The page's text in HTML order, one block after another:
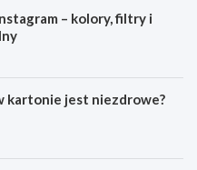
– kolory, filtry i
kartonie jest niezdrowe?